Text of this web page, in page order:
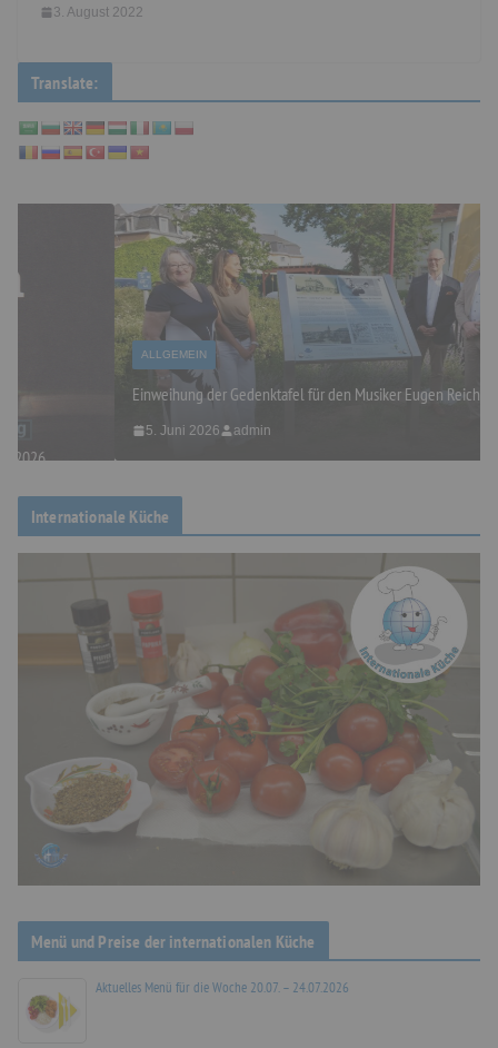
3. August 2022
Translate:
Einweihung der Gedenktafel für den Musiker Eugen Reiche
admin
Internationale Küche
Menü und Preise der internationalen Küche
Aktuelles Menü für die Woche 20.07. – 24.07.2026